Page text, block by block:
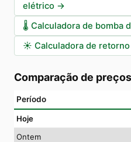
elétrico →
🌡️ Calculadora de bomba
☀️ Calculadora de
Comparação de preços
Período
Hoje
Ontem